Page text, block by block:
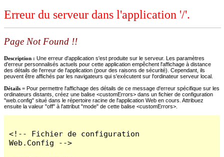
Erreur du serveur dans l'application '/'.
Page Not Found !!
Description : Une erreur d'application s'est produite sur le serveur. Les paramètres
d'erreur personnalisés actuels pour cette application empêchent l'affichage à distance
des détails de l'erreur de l'application (pour des raisons de sécurité). Cependant, ils
peuvent être affichés par les navigateurs qui s'exécutent sur l'ordinateur serveur local.
Détails = Pour permettre l'affichage des détails de ce message d'erreur spécifique sur les
ordinateurs distants, créez une balise <customErrors> dans un fichier de configuration
"web.config" situé dans le répertoire racine de l'application Web en cours. Attribuez
ensuite la valeur "off" à l'attribut "mode" de cette balise <customErrors>.
<!-- Fichier de configuration
Web.Config -->